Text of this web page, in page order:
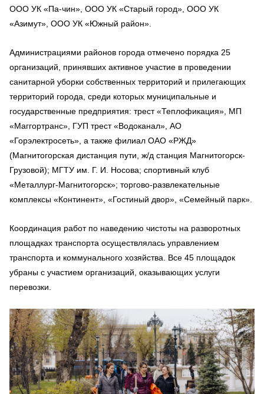
ООО УК «Па-чин», ООО УК «Старый город», ООО УК
«Азимут», ООО УК «Южный район».
Администрациями районов города отмечено порядка 25
организаций, принявших активное участие в проведении
санитарной уборки собственных территорий и прилегающих
территорий города, среди которых муниципальные и
государственные предприятия: трест «Теплофикация», МП
«Маггортранс», ГУП трест «Водоканал», АО
«Горэлектросеть», а также филиал ОАО «РЖД»
(Магнитогорская дистанция пути, ж/д станция Магнитогорск-
Грузовой); МГТУ им. Г. И. Носова; спортивный клуб
«Металлург-Магнитогорск»; торгово-развлекательные
комплексы «Континент», «Гостиный двор», «Семейный парк».
Координация работ по наведению чистоты на разворотных
площадках транспорта осуществлялась управлением
транспорта и коммунального хозяйства. Все 45 площадок
убраны с участием организаций, оказывающих услуги
перевозки.